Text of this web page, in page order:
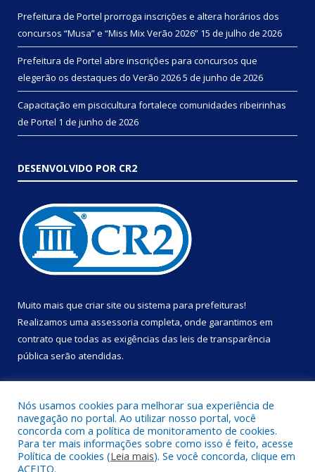
Prefeitura de Portel prorroga inscrições e altera horários dos
concursos “Musa” e “Miss Mix Verão 2026” 15 de julho de 2026
Prefeitura de Portel abre inscrições para concursos que
elegerão os destaques do Verão 20265 de junho de 2026
Capacitação em piscicultura fortalece comunidades ribeirinhas
de Portel 1 de junho de 2026
DESENVOLVIDO POR CR2
Muito mais que criar site ou sistema para prefeituras!
Realizamos uma assessoria completa, onde garantimos em
contrato que todas as exigências das leis de transparência
pública serão atendidas.
Todos os direitos reservados a Prefeitura Municipal de Portel.
Nós usamos cookies para melhorar sua experiência de
navegação no portal. Ao utilizar nosso portal, você
concorda com a política de monitoramento de cookies.
Para ter mais informações sobre como isso é feito, acesse
Política de cookies (Leia mais). Se você concorda, clique em
ACEITO.